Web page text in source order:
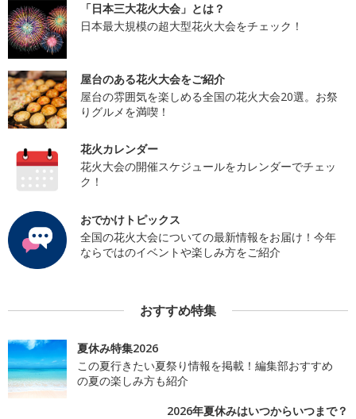
「日本三大花火大会」とは？
日本最大規模の超大型花火大会をチェック！
屋台のある花火大会をご紹介
屋台の雰囲気を楽しめる全国の花火大会20選。お祭
りグルメを満喫！
花火カレンダー
花火大会の開催スケジュールをカレンダーでチェッ
ク！
おでかけトピックス
全国の花火大会についての最新情報をお届け！今年
ならではのイベントや楽しみ方をご紹介
おすすめ特集
夏休み特集2026
この夏行きたい夏祭り情報を掲載！編集部おすすめ
の夏の楽しみ方も紹介
2026年夏休みはいつからいつまで？